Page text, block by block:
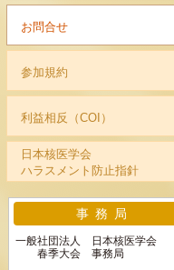
お問合せ
参加規約
利益相反（COI）
日本核医学会
ハラスメント防止指針
事務局
一般社団法人 日本核医学会
春季大会 事務局